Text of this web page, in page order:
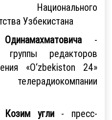
Национального
Узбекистана
-
группы редакторов
«O‘zbekiston 24»
Козим угли- пресс-